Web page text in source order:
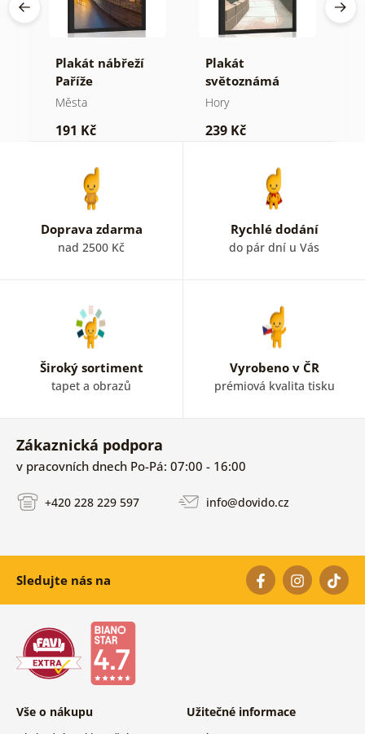
Plakát nábřeží
Paříže
Města
191 Kč
Plakát
světoznámá
Čínská zeď
Hory
239 Kč
Doprava zdarma
nad 2500 Kč
Rychlé dodání
do pár dní u Vás
Široký sortiment
tapet a obrazů
Vyrobeno v ČR
prémiová kvalita tisku
Zákaznická podpora
v pracovních dnech Po-Pá: 07:00 - 16:00
+420 228 229 597 info@dovido.cz
Sledujte nás na
Vše o nákupu Užitečné informace